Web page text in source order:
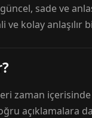
sade ve
kolay anlaşılır
zaman
açıklamalara